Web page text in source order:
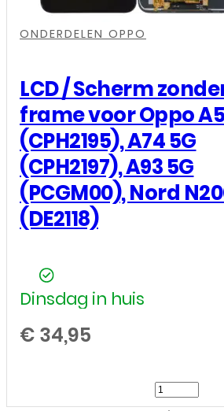
,,,,
ONDERDELEN OPPO
LCD / Scherm
frame voor Oppo
(CPH2195), A74 5G
(CPH2197), A93 5G
(PCGM00), Nord
(DE2118)
Dinsdag in huis
€ 34,95
LCD